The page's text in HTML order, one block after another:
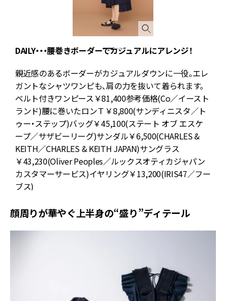
DAILY・・・腰巻きボーダーでカジュアルにアレンジ！
親近感のあるボーダーがカジュアルダウンに一役。エレ
ガントなシャツワンピも、肩の力を抜いて着られます。
ベルト付きワンピース￥81,400参考価格(Co／イースト
ランド)腰に巻いたロンＴ￥8,800(サンディニスタ／ト
ゥー・ステップ)バッグ￥45,100(ステート オブ エスケ
ープ／サザビーリーグ)サンダル￥6,500(CHARLES &
KEITH／CHARLES & KEITH JAPAN)サングラス
￥43,230(Oliver Peoples／ルックスオティカジャパン
カスタマーサービス)イヤリング￥13,200(IRIS47／フー
ブス)
顔周りが華やぐ上半身の“盛り”ディテール